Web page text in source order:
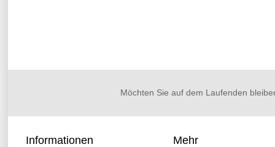
Möchten Sie auf dem Laufenden
Informationen Mehr